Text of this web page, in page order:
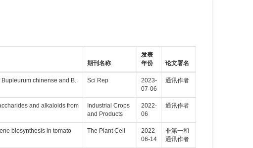
期刊名称
发表
年份
论文署名
chinense and B.
Sci Rep
2023-
07-06
通讯作者
and alkaloids from
Industrial Crops
and Products
2022-
06
通讯作者
biosynthesis in tomato
The Plant Cell
2022-
06-14
非第一和
通讯作者